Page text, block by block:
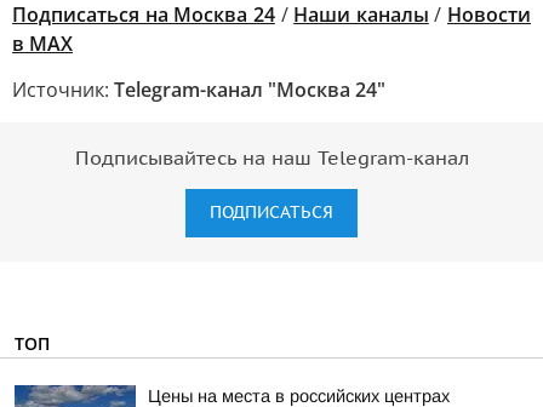
Подписаться на Москва 24/ Наши каналы / Новости
в MAX
Источник: Telegram-канал "Москва 24"
Подписывайтесь на наш Telegram-канал
ПОДПИСАТЬСЯ
ТОП
Цены на места в российских центрах